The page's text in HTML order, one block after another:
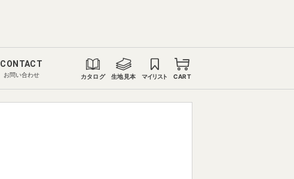
CONTACT
お問い合わせ カタログ 生地見本 マイリスト CART